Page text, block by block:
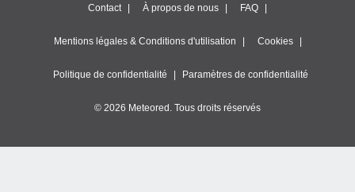
Contact À propos de nous FAQ
Mentions légales & Conditions d'utilisation Cookies
Politique de confidentialité Paramètres de confidentialité
© 2026 Meteored. Tous droits réservés